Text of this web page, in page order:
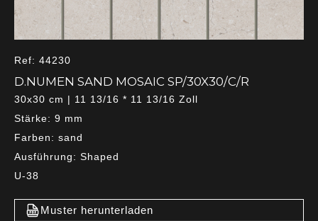
Ref: 44230
D.NUMEN SAND MOSAIC SP/30X30/C/R
30x30 cm | 11 13/16 * 11 13/16 Zoll
Stärke: 9 mm
Farben: sand
Ausführung: Shaped
U-38
Muster herunterladen